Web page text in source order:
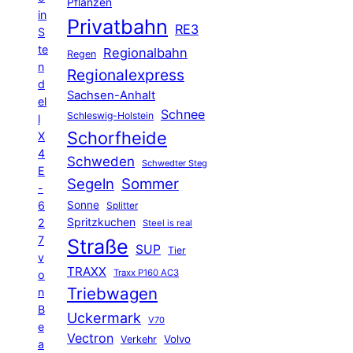
in
S
te
n
d
el
l
X
4
E
-
6
2
7
v
o
n
B
e
a
Pflanzen
Privatbahn RE3
Regen Regionalbahn
Regionalexpress
Sachsen-Anhalt
Schleswig-Holstein Schnee
Schorfheide
Schweden Schwedter Steg
Segeln Sommer
Sonne Splitter
Spritzkuchen Steel is real
Straße SUP Tier
TRAXX Traxx P160 AC3
Triebwagen
Uckermark V70
Vectron Verkehr Volvo